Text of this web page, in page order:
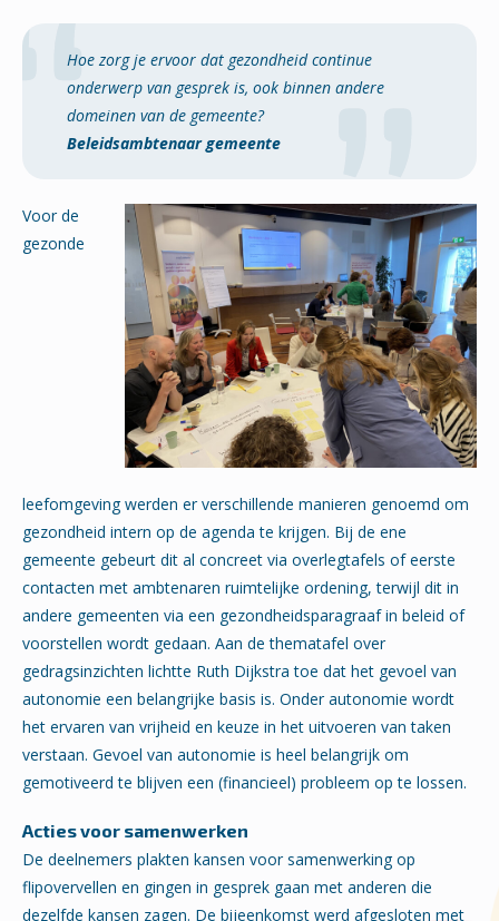
Hoe zorg je ervoor dat gezondheid continue
onderwerp van gesprek is, ook binnen andere
domeinen van de gemeente?
Beleidsambtenaar gemeente
Voor de
gezonde
leefomgeving werden er verschillende manieren genoemd om
gezondheid intern op de agenda te krijgen. Bij de ene
gemeente gebeurt dit al concreet via overlegtafels of eerste
contacten met ambtenaren ruimtelijke ordening, terwijl dit in
andere gemeenten via een gezondheidsparagraaf in beleid of
voorstellen wordt gedaan. Aan de thematafel over
gedragsinzichten lichtte Ruth Dijkstra toe dat het gevoel van
autonomie een belangrijke basis is. Onder autonomie wordt
het ervaren van vrijheid en keuze in het uitvoeren van taken
verstaan. Gevoel van autonomie is heel belangrijk om
gemotiveerd te blijven een (financieel) probleem op te lossen.
Acties voor samenwerken
De deelnemers plakten kansen voor samenwerking op
flipovervellen en gingen in gesprek gaan met anderen die
dezelfde kansen zagen. De bijeenkomst werd afgesloten met